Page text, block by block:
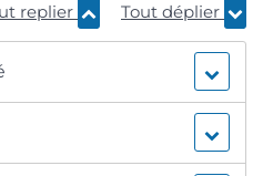
replier Tout déplier